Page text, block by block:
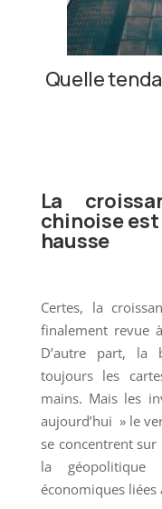
Quelle
La
chinoise
hausse
Certes, la
finalement revue
D’autre part, la
toujours les
mains. Mais les
aujourd’hui » le
se concentrent
la géopolitique
économiques liées